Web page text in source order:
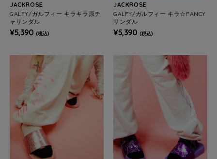
JACKROSE
GALFY/ガルフィー キラキラ原チ
ャサンダル
¥5,390 (税込)
JACKROSE
GALFY/ガルフィー キラ☆FANCY
サンダル
¥5,390 (税込)